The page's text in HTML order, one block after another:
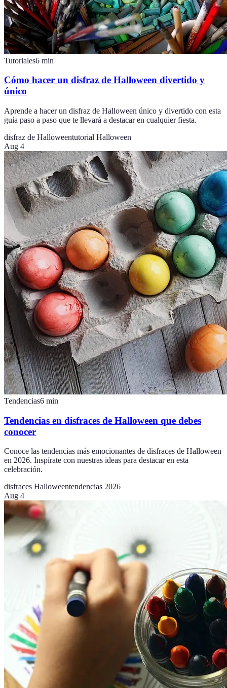
Tutoriales6 min
Cómo hacer un disfraz de Halloween divertido y
único
Aprende a hacer un disfraz de Halloween único y divertido con esta
guía paso a paso que te llevará a destacar en cualquier fiesta.
disfraz de Halloweentutorial Halloween
Aug 4
Tendencias6 min
Tendencias en disfraces de Halloween que debes
conocer
Conoce las tendencias más emocionantes de disfraces de Halloween
en 2026. Inspírate con nuestras ideas para destacar en esta
celebración.
disfraces Halloweentendencias 2026
Aug 4